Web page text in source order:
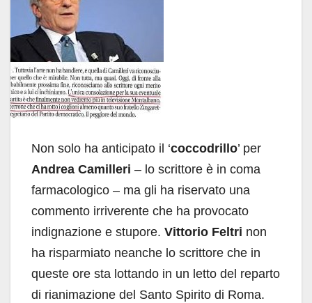
Non solo ha anticipato il ‘coccodrillo’ per
Andrea Camilleri – lo scrittore è in coma
farmacologico – ma gli ha riservato una
commento irriverente che ha provocato
indignazione e stupore. Vittorio Feltri non
ha risparmiato neanche lo scrittore che in
queste ore sta lottando in un letto del reparto
di rianimazione del Santo Spirito di Roma.